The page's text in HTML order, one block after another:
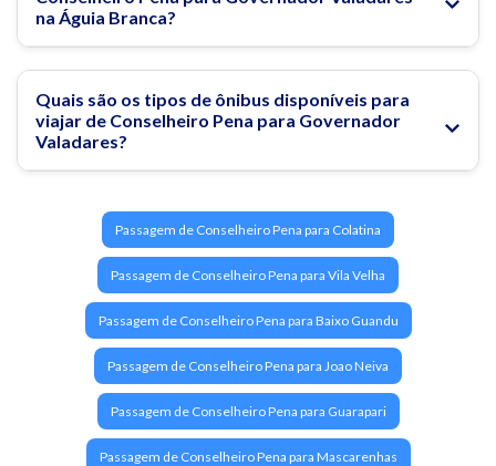
O que fazer em Governador Valadares?
Rodoviária de Governador Valadares
na Águia Branca?
Quais são os tipos de ônibus disponíveis para
viajar de Conselheiro Pena para Governador
Valadares?
Passagem de Conselheiro Pena para Colatina
Passagem de Conselheiro Pena para Vila Velha
Passagem de Conselheiro Pena para Baixo Guandu
Passagem de Conselheiro Pena para Joao Neiva
Passagem de Conselheiro Pena para Guarapari
Passagem de Conselheiro Pena para Mascarenhas